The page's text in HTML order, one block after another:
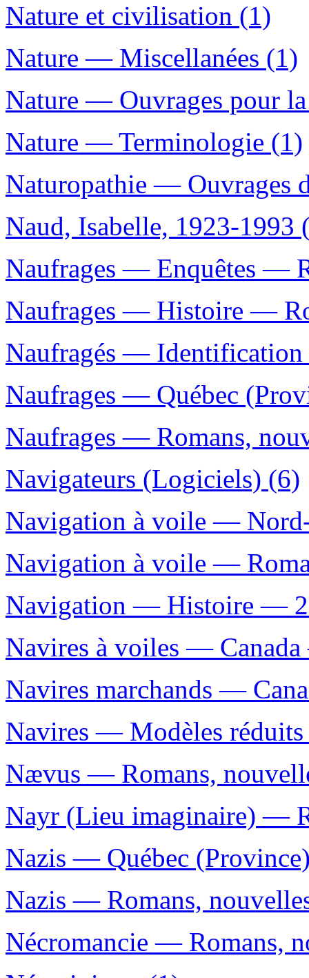
Nature et civilisation (1)
Nature — Miscellanées (1)
Nature — Ouvrages pour la
Nature — Terminologie (1)
Naturopathie — Ouvrages
Naud, Isabelle, 1923-1993
Naufrages — Enquêtes —
Naufrages — Histoire —
Naufragés —
Naufrages — Québec
Naufrages — Romans,
Navigateurs (Logiciels) (6)
Navigation à voile — Nord-
Navigation à voile —
Navigation — Histoire —
Navires à voiles —
Navires marchands —
Navires — Modèles
Nævus — Romans,
Nayr (Lieu imaginaire) —
Nazis — Québec
Nazis — Romans,
Nécromancie — Romans,